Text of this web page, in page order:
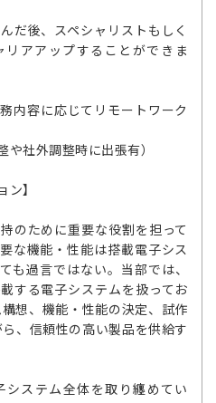
だ後、スペシャリストもしく
アアップすることができま
内容に応じてリモートワーク
や社外調整時に出張有）
】
のために重要な役割を担って
な機能・性能は搭載電子シス
も過言ではない。当部では、
する電子システムを扱ってお
想、機能・性能の決定、試作
、信頼性の高い製品を供給す
ステム全体を取り纏めてい